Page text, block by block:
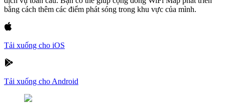
bằng cách thêm các điểm phát sóng trong khu vực của mình.
Tải xuống cho iOS
Tải xuống cho Android